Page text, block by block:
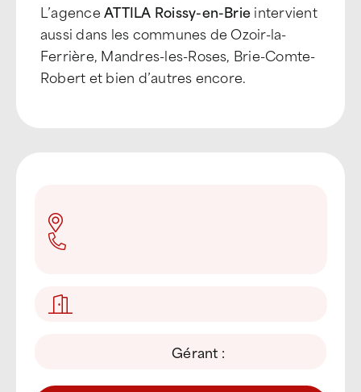
L’agenceATTILA Roissy-en-Brieintervient
aussi dans les communes de Ozoir-la-
Ferrière, Mandres-les-Roses, Brie-Comte-
Robert et bien d’autres encore.
Gérant :